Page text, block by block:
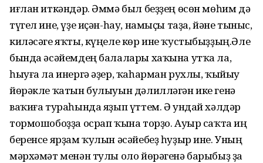
иғлан иткәндәр. Әммә был беҙҙең өсөн мөһим дә
түгел ине, үҙе иҫән-һау, намыҫы таҙа, йәне тыныс,
киләсәге яҡты, күңеле көр ине ҡустыбыҙҙың.Әле
бында әсәйемдең балалары хаҡына утҡа ла,
һыуға ла инергә әҙер, ҡаһарман рухлы, ҡыйыу
йөрәкле ҡатын булыуын дәлилләгән ике генә
ваҡиға тураһында яҙып үттем. Ә ундай хәлдәр
тормошобоҙҙа осрап ҡына торҙо. Ауыр саҡта иң
беренсе ярҙам ҡулын әсәйебеҙ һуҙыр ине. Уның
мәрхәмәт менән тулы оло йөрәгенә барыбыҙ ҙа